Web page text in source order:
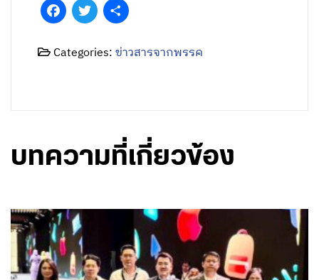
FacebookTwitter
Categories:ข่าวสารจากพรรค
บทความที่เกี่ยวข้อง